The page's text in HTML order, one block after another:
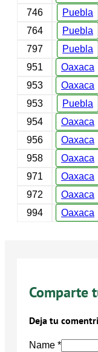
746
Puebla
764
Puebla
797
Puebla
951
Oaxaca
953
Oaxaca
953
Puebla
954
Oaxaca
956
Oaxaca
958
Oaxaca
971
Oaxaca
972
Oaxaca
994
Oaxaca
Comparte
Deja tu
Name *